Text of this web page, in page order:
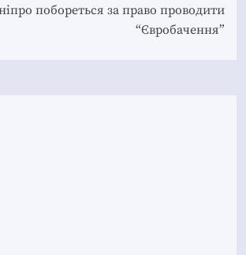
побореться за право проводити
“Євробачення”